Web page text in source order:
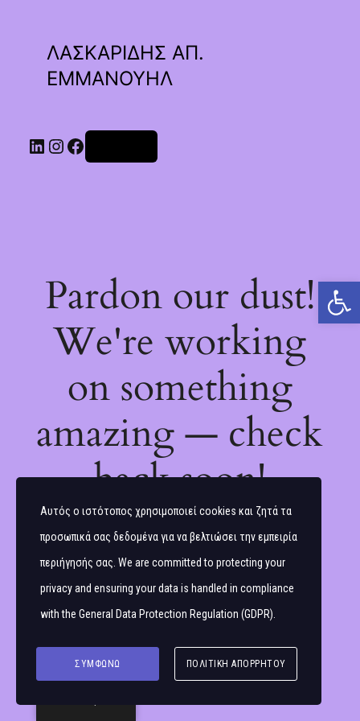
Ανοίξτε τη γραμμή εργαλείων
ΛΑΣΚΑΡΙΔΗΣ ΑΠ.
ΕΜΜΑΝΟΥΗΛ
Linkedin
Instagram
Facebook
Pardon our dust!
We're working
on something
amazing — check
back soon!
Αυτός ο ιστότοπος χρησιμοποιεί cookies και ζητά τα
προσωπικά σας δεδομένα για να βελτιώσει την εμπειρία
περιήγησής σας. We are committed to protecting your
privacy and ensuring your data is handled in compliance
with the General Data Protection Regulation (GDPR)
ΣΥΜΦΩΝΏ ΠΟΛΙΤΙΚΉ ΑΠΟΡΡΉΤΟΥ